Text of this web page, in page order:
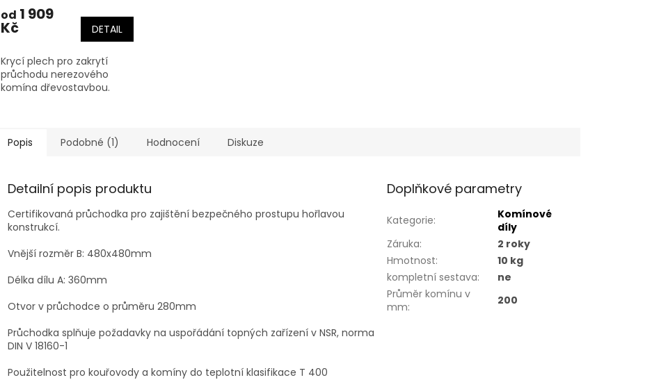
od 1 909
Kč DETAIL
Krycí plech pro zakrytí
průchodu nerezového
komína dřevostavbou.
Popis Podobné (1) Hodnocení Diskuze
Detailní popis produktu
Certifikovaná průchodka pro zajištění bezpečného prostupu hořlavou
konstrukcí.
Vnější rozměr B: 480x480mm
Délka dílu A: 360mm
Otvor v průchodce o průměru 280mm
Průchodka splňuje požadavky na uspořádání topných zařízení v NSR, norma
DIN V 18160-1
Použitelnost pro kouřovody a komíny do teplotní klasifikace T 400
Doplňkové parametry
Kategorie:
Komínové
díly
Záruka:
2 roky
Hmotnost:
10 kg
kompletní sestava:
ne
Průměr komínu v
mm: 200